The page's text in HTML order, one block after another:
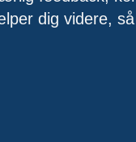
dig videre,